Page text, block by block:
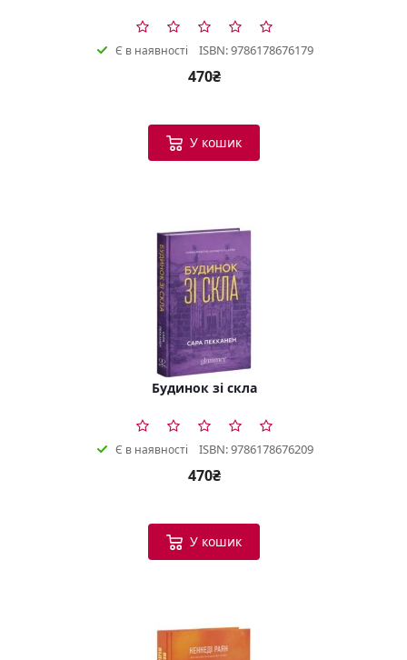
Є в наявності ISBN: 9786178676179
470₴
У кошик
Будинок зі скла
Є в наявності ISBN: 9786178676209
470₴
У кошик